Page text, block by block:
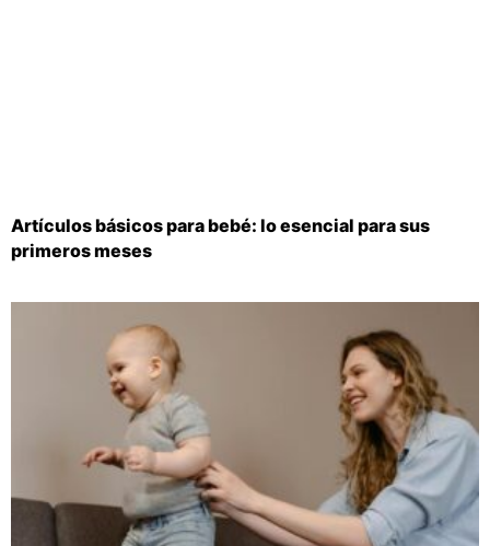
Artículos básicos para bebé: lo esencial para sus
primeros meses